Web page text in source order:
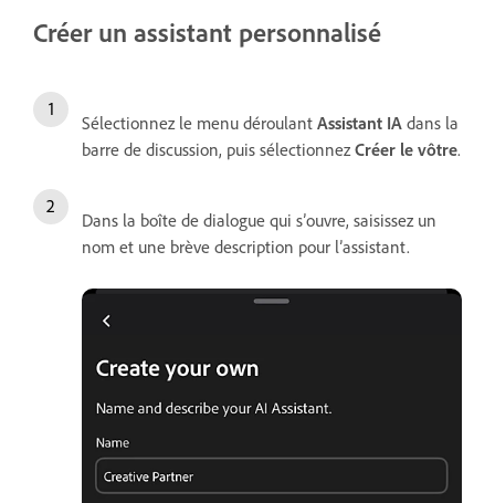
Créer un assistant personnalisé
Sélectionnez le menu déroulant Assistant IA dans la
barre de discussion, puis sélectionnez Créer le vôtre.
Dans la boîte de dialogue qui s’ouvre, saisissez un
nom et une brève description pour l’assistant.